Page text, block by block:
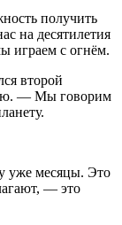
получить
на десятилетия
играем с огнём.
второй
— Мы говорим
уже месяцы. Это
— это